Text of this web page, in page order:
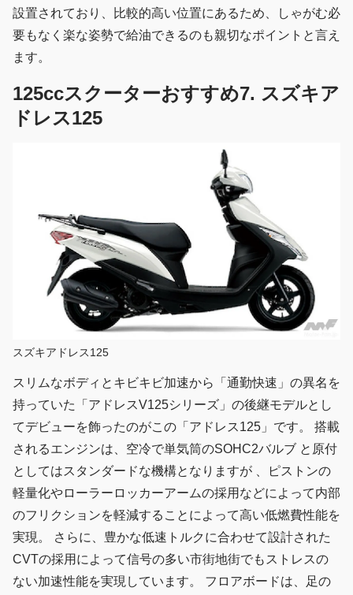
設置されており、比較的高い位置にあるため、しゃがむ必
要もなく楽な姿勢で給油できるのも親切なポイントと言え
ます。
125ccスクーターおすすめ7. スズキア
ドレス125
スズキアドレス125
スリムなボディとキビキビ加速から「通勤快速」の異名を
持っていた「アドレスV125シリーズ」の後継モデルとし
てデビューを飾ったのがこの「アドレス125」です。 搭載
されるエンジンは、空冷で単気筒のSOHC2バルブ と原付
としてはスタンダードな機構となりますが 、ピストンの
軽量化やローラーロッカーアームの採用などによって内部
のフリクションを軽減することによって高い低燃費性能を
実現。 さらに、豊かな低速トルクに合わせて設計された
CVTの採用によって信号の多い市街地街でもストレスの
ない加速性能を実現しています。 フロアボードは、足の